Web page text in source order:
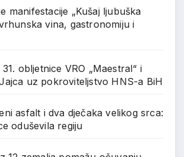
manifestacije „Kušaj ljubuška
vina, gastronomiju i
obljetnice VRO „Maestral“ i
uz pokroviteljstvo HNS-a BiH
asfalt i dva dječaka velikog srca:
oduševila regiju